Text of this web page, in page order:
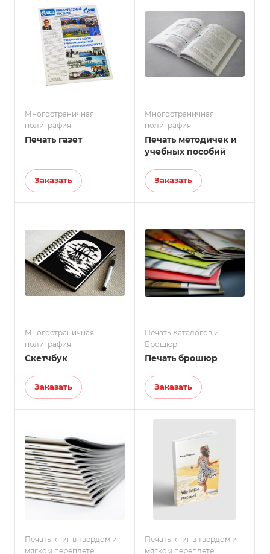
Многостраничная
полиграфия
Печать газет
Заказать
Многостраничная
полиграфия
Печать методичек и
учебных пособий
Заказать
Многостраничная
полиграфия
Скетчбук
Заказать
Печать Каталогов и
Брошюр
Печать брошюр
Заказать
Печать книг в твердом и
мягком переплете
Печать книг в твердом и
мягком переплете